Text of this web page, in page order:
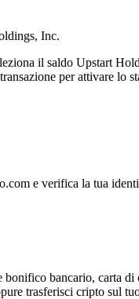
Inc.
il saldo Upstart
per attivare lo
e verifica la tua
bonifico bancario, carta
trasferisci cripto sul